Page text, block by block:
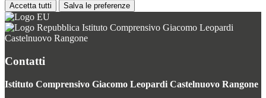
Accetta tutti Salva le preferenze
Istituto Comprensivo Giacomo Leopardi
Castelnuovo Rangone
Contatti
Istituto Comprensivo Giacomo Leopardi Castelnuovo Rangone